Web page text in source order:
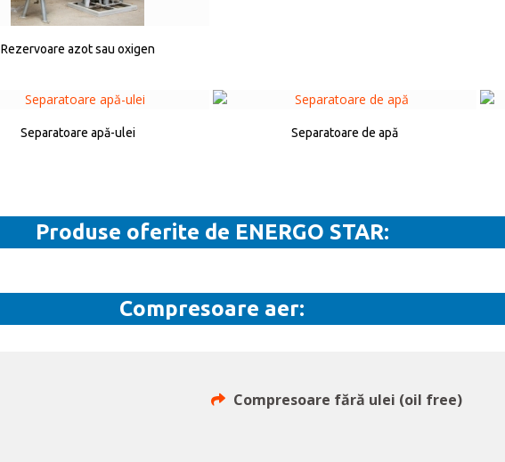
Rezervoare azot sau oxigen
Separatoare apă-ulei Separatoare de apă
Produse oferite de ENERGO STAR:
Compresoare aer:
Compresoare fără ulei (oil free)